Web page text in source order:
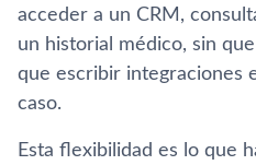
acceder a un CRM,
un historial médico, sin
que escribir integraciones
caso.
Esta flexibilidad es lo que